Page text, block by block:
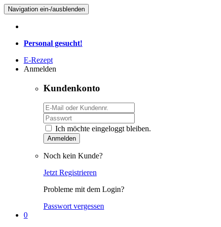
Navigation ein-/ausblenden
Personal gesucht!
E-Rezept
Anmelden
Kundenkonto
Ich möchte eingeloggt bleiben.
Anmelden
Noch kein Kunde?
Jetzt Registrieren
Probleme mit dem Login?
Passwort vergessen
0